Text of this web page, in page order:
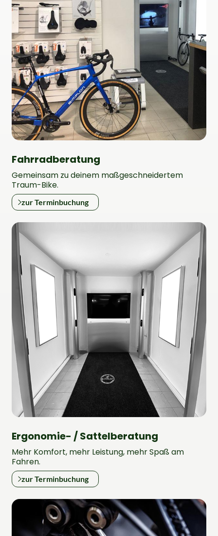
Rucksäcke
Schlösser
Fahrradberatung
Gemeinsam zu deinem maßgeschneidertem
Traum-Bike.
zur Terminbuchung
Ergonomie- / Sattelberatung
Mehr Komfort, mehr Leistung, mehr Spaß am
Fahren.
zur Terminbuchung